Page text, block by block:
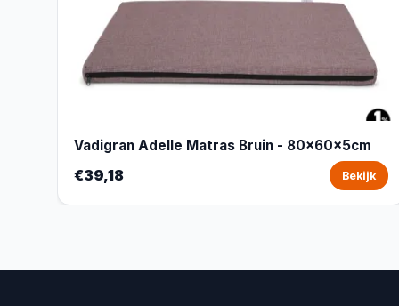
Vadigran Adelle Matras Bruin - 80x60x5cm
€39,18 Bekijk